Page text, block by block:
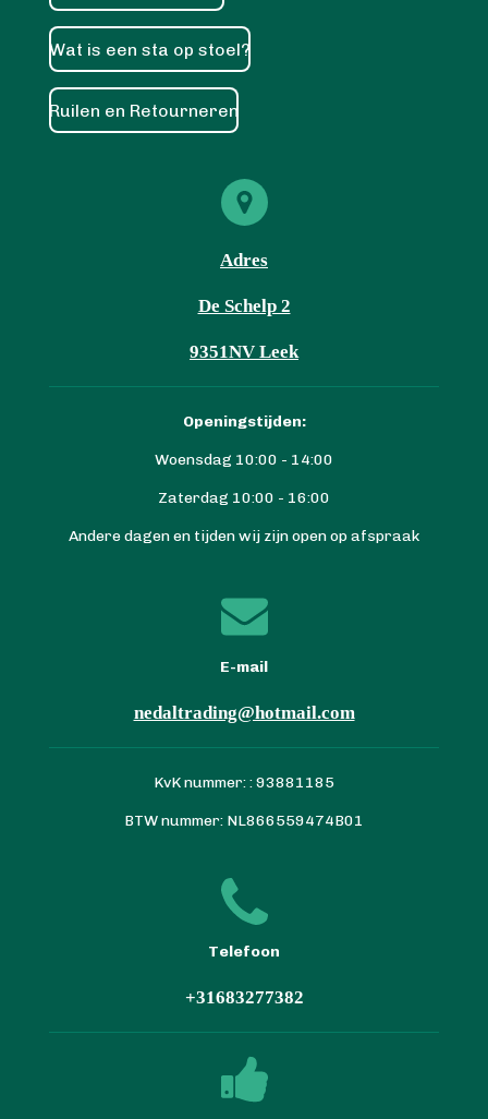
Wat is een sta op stoel?
Ruilen en Retourneren
Adres
De Schelp 2
9351NV Leek
Openingstijden:
Woensdag 10:00 - 14:00
Zaterdag 10:00 - 16:00
Andere dagen en tijden wij zijn open op afspraak
E-mail
nedaltrading@hotmail.com
KvK nummer: : 93881185
BTW nummer: NL866559474B01
Telefoon
+31683277382